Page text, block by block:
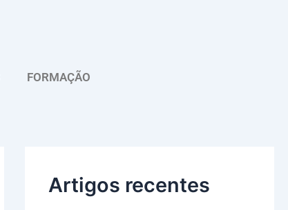
FORMAÇÃO
Artigos recentes
u